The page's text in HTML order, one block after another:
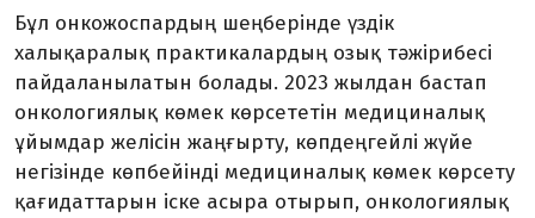
Бұл онкожоспардың шеңберінде үздік
халықаралық практи­ка­лар­дың озық тәжірибесі
пайдаланылатын болады. 2023 жылдан бастап
онколо­гиялық көмек көрсететін медициналық
ұйымдар желісін жаңғырту, көпдеңгейлі жүйе
негізінде көпбейінді медициналық көмек көрсету
қағидаттарын іске асыра отырып, онкологиялық